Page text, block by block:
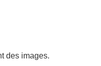
des images.